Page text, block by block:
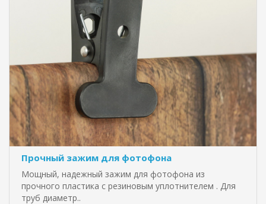
Прочный зажим для фотофона
Мощный, надежный зажим для фотофона из
прочного пластика с резиновым уплотнителем . Для
труб диаметр..